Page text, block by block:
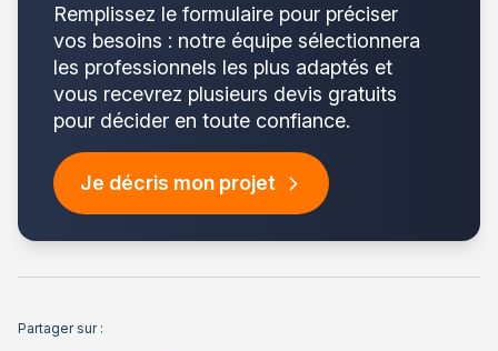
Remplissez le formulaire pour préciser
vos besoins : notre équipe sélectionnera
les professionnels les plus adaptés et
vous recevrez plusieurs devis gratuits
pour décider en toute confiance.
Je décris mon projet
Partager sur :